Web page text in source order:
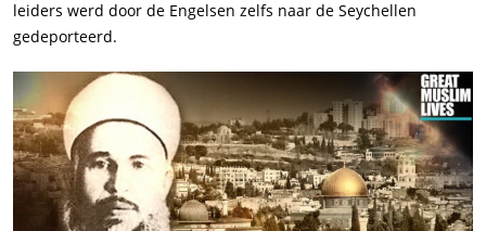
leiders werd door de Engelsen zelfs naar de Seychellen
gedeporteerd.